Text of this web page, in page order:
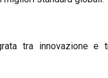
tra innovazione e